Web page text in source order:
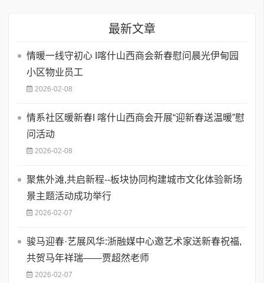
最新文章
情暖一线守初心 I喀什山西商会新春慰问晨光伊甸园
小区物业员工
2026-02-08
情系社区暖新春I 喀什山西商会开展“迎新春送温暖”慰
问活动
2026-02-08
聚焦外滩,共启新程--板块协同构建城市文化体验新场
景主题活动成功举行
2026-02-07
骏马迎春·艺展风华:浙融媒中心邀艺术家送新春祝福,
共贺马年祥瑞——贾超然老师
2026-02-07